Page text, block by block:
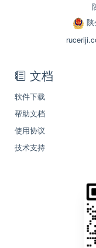
陕
文档
软件下载
帮助文档
使用协议
技术支持